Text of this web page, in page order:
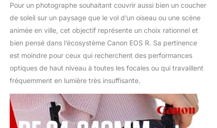
Pour un photographe souhaitant couvrir aussi bien un coucher
de soleil sur un paysage que le vol d’un oiseau ou une scène
animée en ville, cet objectif représente un choix rationnel et
bien pensé dans l’écosystème Canon EOS R. Sa pertinence
est moindre pour ceux qui recherchent des performances
optiques de haut niveau à toutes les focales ou qui travaillent
fréquemment en lumière très insuffisante.